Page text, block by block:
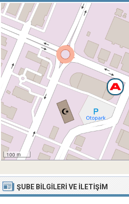
100 m
ŞUBE BILGILERI VE İLETIŞIM